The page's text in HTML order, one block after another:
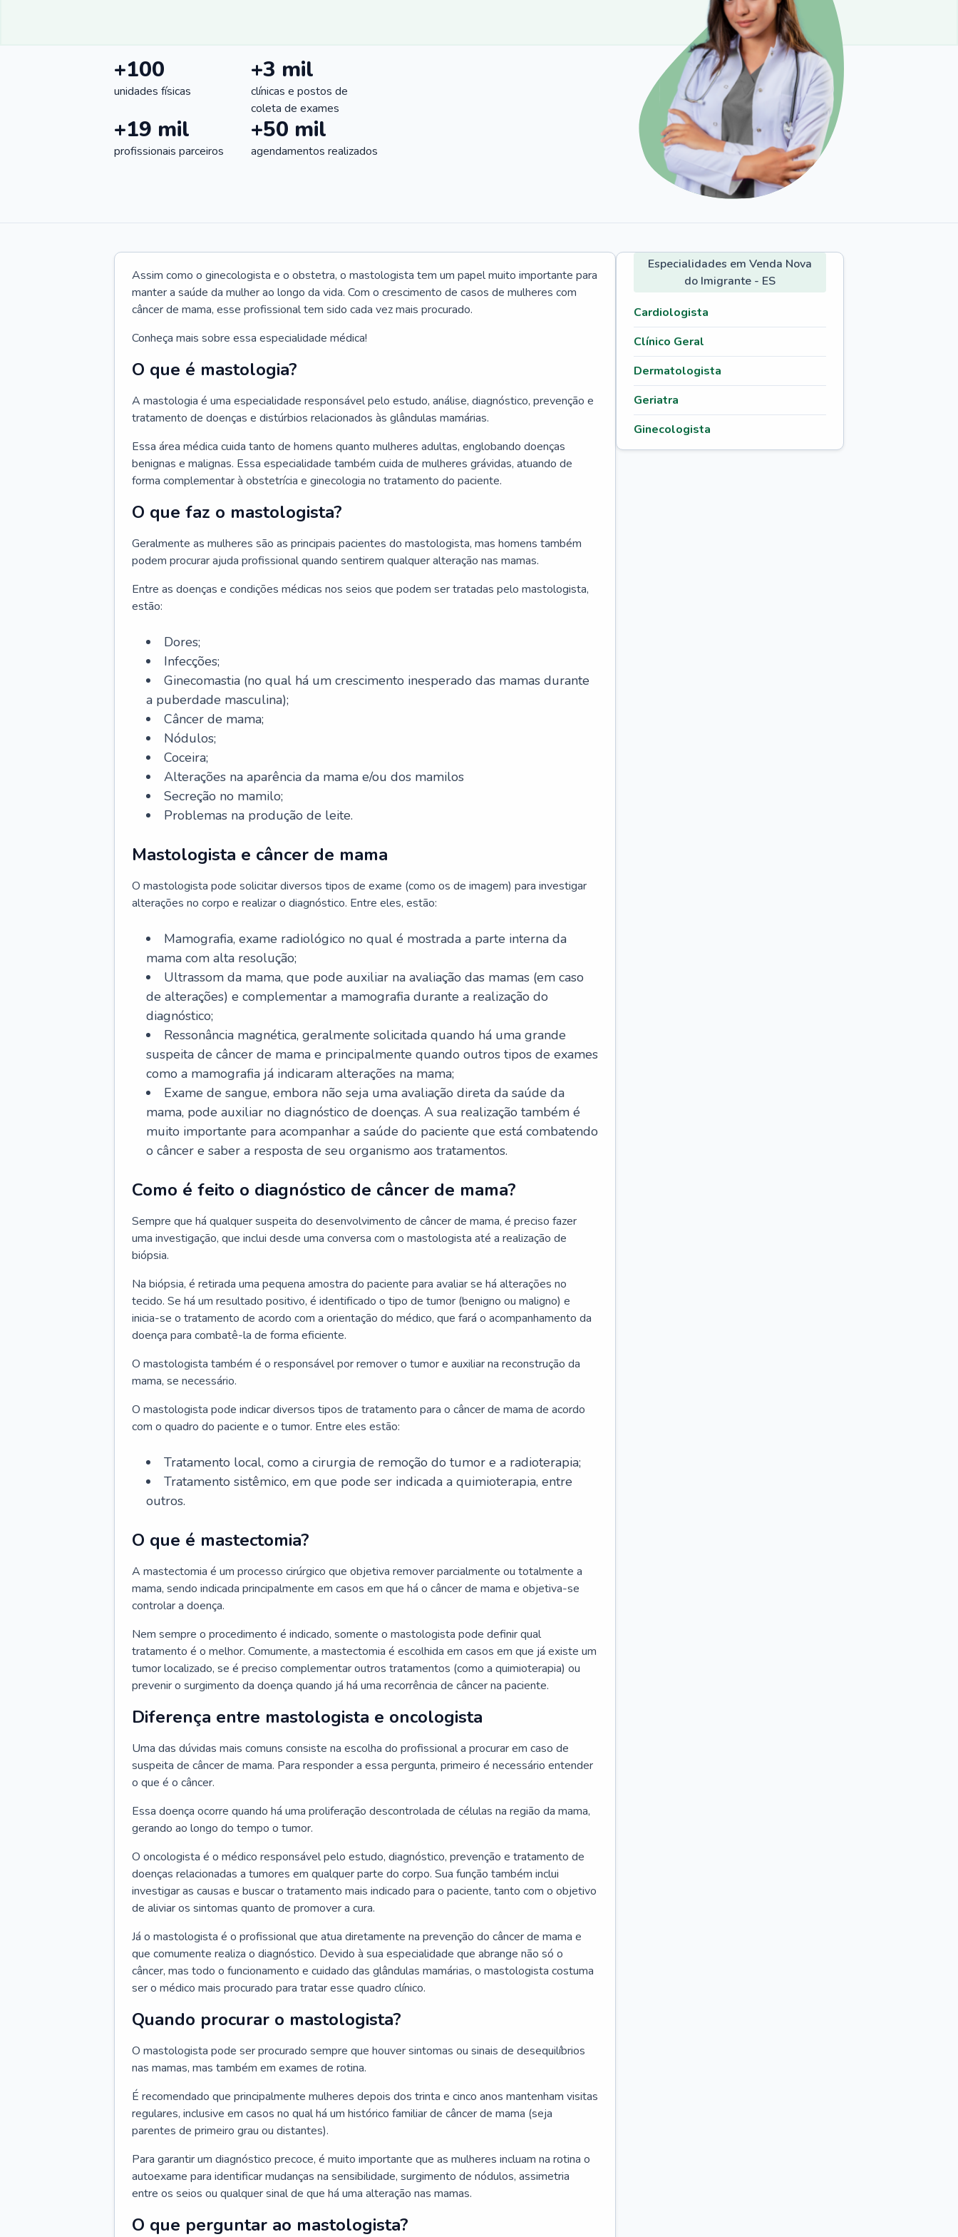
+100
unidades físicas
+3 mil
clínicas e postos de
coleta de exames
+19 mil
profissionais parceiros
+50 mil
agendamentos realizados
Assim como o ginecologista e o obstetra, o mastologista tem um papel muito importante para
manter a saúde da mulher ao longo da vida. Com o crescimento de casos de mulheres com
câncer de mama, esse profissional tem sido cada vez mais procurado.
Conheça mais sobre essa especialidade médica!
O que é mastologia?
A mastologia é uma especialidade responsável pelo estudo, análise, diagnóstico, prevenção e
tratamento de doenças e distúrbios relacionados às glândulas mamárias.
Essa área médica cuida tanto de homens quanto mulheres adultas, englobando doenças
benignas e malignas. Essa especialidade também cuida de mulheres grávidas, atuando de
forma complementar à obstetrícia e ginecologia no tratamento do paciente.
O que faz o mastologista?
Geralmente as mulheres são as principais pacientes do mastologista, mas homens também
podem procurar ajuda profissional quando sentirem qualquer alteração nas mamas.
Entre as doenças e condições médicas nos seios que podem ser tratadas pelo mastologista,
estão:
Dores;
Infecções;
Ginecomastia (no qual há um crescimento inesperado das mamas durante
a puberdade masculina);
Câncer de mama;
Nódulos;
Coceira;
Alterações na aparência da mama e/ou dos mamilos
Secreção no mamilo;
Problemas na produção de leite.
Mastologista e câncer de mama
O mastologista pode solicitar diversos tipos de exame (como os de imagem) para investigar
alterações no corpo e realizar o diagnóstico. Entre eles, estão:
Mamografia, exame radiológico no qual é mostrada a parte interna da
mama com alta resolução;
Ultrassom da mama, que pode auxiliar na avaliação das mamas (em caso
de alterações) e complementar a mamografia durante a realização do
diagnóstico;
Ressonância magnética, geralmente solicitada quando há uma grande
suspeita de câncer de mama e principalmente quando outros tipos de exames
como a mamografia já indicaram alterações na mama;
Exame de sangue, embora não seja uma avaliação direta da saúde da
mama, pode auxiliar no diagnóstico de doenças. A sua realização também é
muito importante para acompanhar a saúde do paciente que está combatendo
o câncer e saber a resposta de seu organismo aos tratamentos.
Como é feito o diagnóstico de câncer de mama?
Sempre que há qualquer suspeita do desenvolvimento de câncer de mama, é preciso fazer
uma investigação, que inclui desde uma conversa com o mastologista até a realização de
biópsia.
Na biópsia, é retirada uma pequena amostra do paciente para avaliar se há alterações no
tecido. Se há um resultado positivo, é identificado o tipo de tumor (benigno ou maligno) e
inicia-se o tratamento de acordo com a orientação do médico, que fará o acompanhamento da
doença para combatê-la de forma eficiente.
O mastologista também é o responsável por remover o tumor e auxiliar na reconstrução da
mama, se necessário.
O mastologista pode indicar diversos tipos de tratamento para o câncer de mama de acordo
com o quadro do paciente e o tumor. Entre eles estão:
Tratamento local, como a cirurgia de remoção do tumor e a radioterapia;
Tratamento sistêmico, em que pode ser indicada a quimioterapia, entre
outros.
O que é mastectomia?
A mastectomia é um processo cirúrgico que objetiva remover parcialmente ou totalmente a
mama, sendo indicada principalmente em casos em que há o câncer de mama e objetiva-se
controlar a doença.
Nem sempre o procedimento é indicado, somente o mastologista pode definir qual
tratamento é o melhor. Comumente, a mastectomia é escolhida em casos em que já existe um
tumor localizado, se é preciso complementar outros tratamentos (como a quimioterapia) ou
prevenir o surgimento da doença quando já há uma recorrência de câncer na paciente.
Diferença entre mastologista e oncologista
Uma das dúvidas mais comuns consiste na escolha do profissional a procurar em caso de
suspeita de câncer de mama. Para responder a essa pergunta, primeiro é necessário entender
o que é o câncer.
Essa doença ocorre quando há uma proliferação descontrolada de células na região da mama,
gerando ao longo do tempo o tumor.
O oncologista é o médico responsável pelo estudo, diagnóstico, prevenção e tratamento de
doenças relacionadas a tumores em qualquer parte do corpo. Sua função também inclui
investigar as causas e buscar o tratamento mais indicado para o paciente, tanto com o objetivo
de aliviar os sintomas quanto de promover a cura.
Já o mastologista é o profissional que atua diretamente na prevenção do câncer de mama e
que comumente realiza o diagnóstico. Devido à sua especialidade que abrange não só o
câncer, mas todo o funcionamento e cuidado das glândulas mamárias, o mastologista costuma
ser o médico mais procurado para tratar esse quadro clínico.
Quando procurar o mastologista?
O mastologista pode ser procurado sempre que houver sintomas ou sinais de desequilíbrios
nas mamas, mas também em exames de rotina.
É recomendado que principalmente mulheres depois dos trinta e cinco anos mantenham visitas
regulares, inclusive em casos no qual há um histórico familiar de câncer de mama (seja
parentes de primeiro grau ou distantes).
Para garantir um diagnóstico precoce, é muito importante que as mulheres incluam na rotina o
autoexame para identificar mudanças na sensibilidade, surgimento de nódulos, assimetria
entre os seios ou qualquer sinal de que há uma alteração nas mamas.
O que perguntar ao mastologista?
Especialidades em Venda Nova
do Imigrante - ES
Cardiologista
Clínico Geral
Dermatologista
Geriatra
Ginecologista